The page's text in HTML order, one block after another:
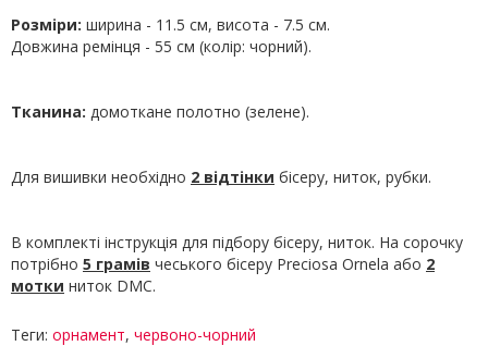
Розміри: ширина - 11.5 см, висота - 7.5 см.
Довжина ремінця - 55 см (колір: чорний).
Тканина: домоткане полотно (зелене).
Для вишивки необхідно 2 відтінки бісеру, ниток, рубки.
В комплекті інструкція для підбору бісеру, ниток. На сорочку
потрібно 5 грамів чеського бісеру Preciosa Ornela або 2
мотки ниток DMC.
Теги: орнамент, червоно-чорний